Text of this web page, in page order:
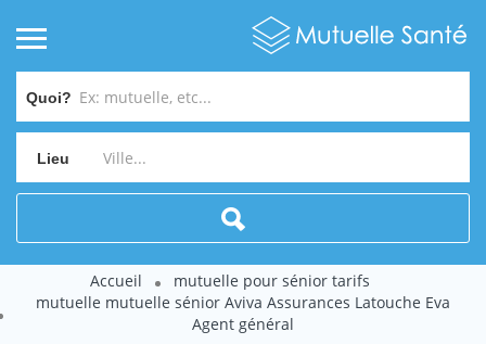
Quoi?
Lieu
Accueil
mutuelle pour sénior tarifs
mutuelle mutuelle sénior Aviva Assurances Latouche Eva
Agent général